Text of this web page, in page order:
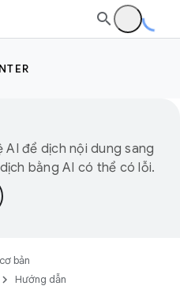
để dịch nội dung sang
bằng AI có thể có lỗi.
bản
Hướng dẫn